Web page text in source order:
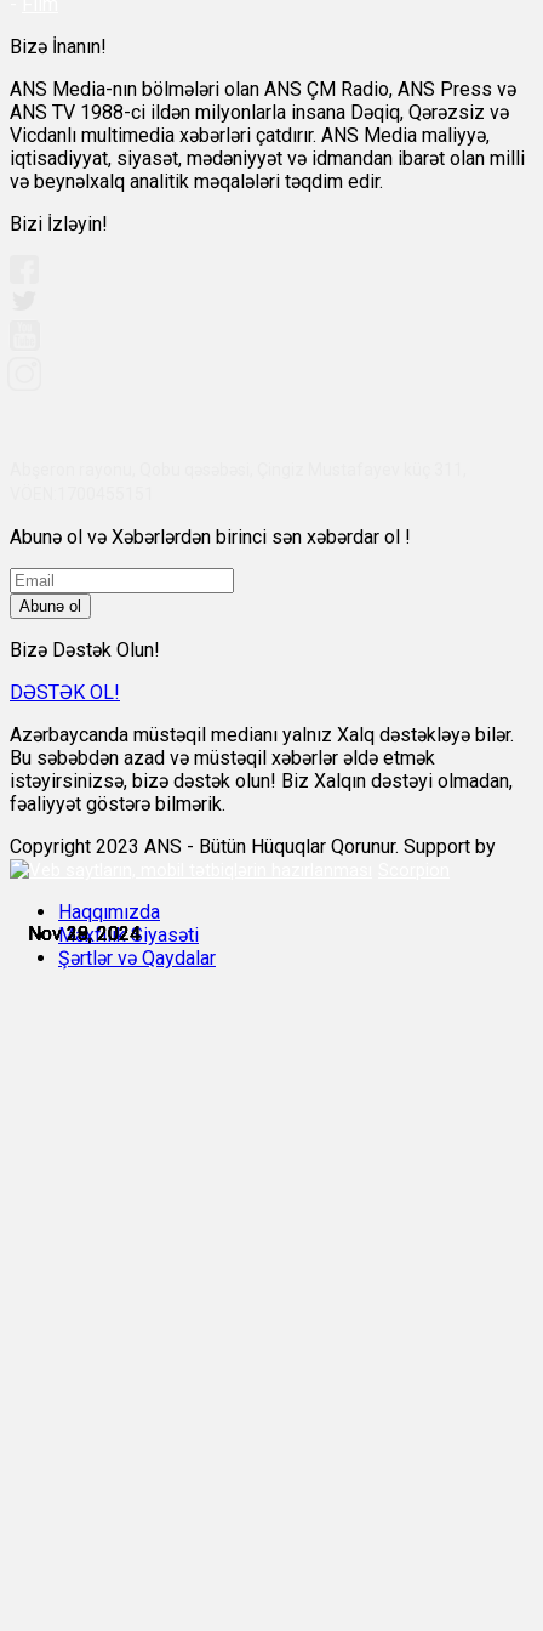
Nov 28, 2024
Nov 28, 2024
Nov 28, 2024
Nov 29, 2024
Nov 29, 2024
Nov 30, 2024
Bizə İnanın!
ANS Media-nın bölmələri olan ANS ÇM Radio, ANS Press və
ANS TV 1988-ci ildən milyonlarla insana Dəqiq, Qərəzsiz və
Vicdanlı multimedia xəbərləri çatdırır. ANS Media maliyyə,
iqtisadiyyat, siyasət, mədəniyyət və idmandan ibarət olan milli
və beynəlxalq analitik məqalələri təqdim edir.
Bizi İzləyin!
Abunə ol və Xəbərlərdən birinci sən xəbərdar ol !
Abunə ol
Bizə Dəstək Olun!
DƏSTƏK OL!
Azərbaycanda müstəqil medianı yalnız Xalq dəstəkləyə bilər.
Bu səbəbdən azad və müstəqil xəbərlər əldə etmək
istəyirsinizsə, bizə dəstək olun! Biz Xalqın dəstəyi olmadan,
fəaliyyət göstərə bilmərik.
Copyright 2023 ANS - Bütün Hüquqlar Qorunur. Support by
Haqqımızda
Məxfilik Siyasəti
Şərtlər və Qaydalar